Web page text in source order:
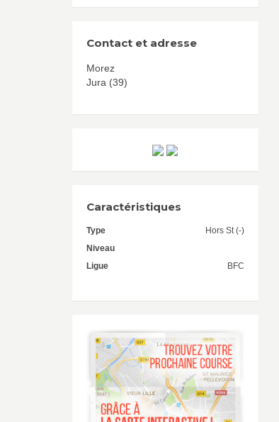
Contact et adresse
Morez
Jura (39)
Caractéristiques
Type
Hors St (-)
Niveau
Ligue
BFC